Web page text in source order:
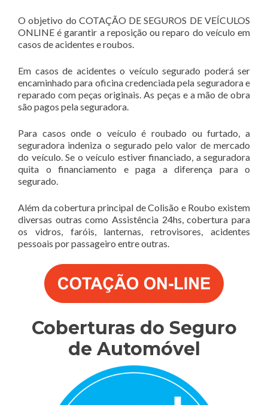
O objetivo do COTAÇÃO DE SEGUROS DE VEÍCULOS
ONLINE é garantir a reposição ou reparo do veículo em
casos de acidentes e roubos.
Em casos de acidentes o veículo segurado poderá ser
encaminhado para oficina credenciada pela seguradora e
reparado com peças originais. As peças e a mão de obra
são pagos pela seguradora.
Para casos onde o veículo é roubado ou furtado, a
seguradora indeniza o segurado pelo valor de mercado
do veículo. Se o veículo estiver financiado, a seguradora
quita o financiamento e paga a diferença para o
segurado.
Além da cobertura principal de Colisão e Roubo existem
diversas outras como Assistência 24hs, cobertura para
os vidros, faróis, lanternas, retrovisores, acidentes
pessoais por passageiro entre outras.
Coberturas do Seguro
de Automóvel